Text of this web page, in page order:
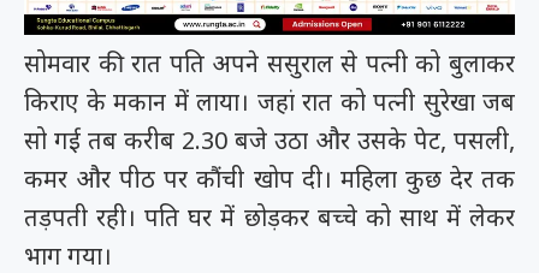
सोमवार की रात पति अपने ससुराल से पत्नी को बुलाकर
किराए के मकान में लाया। जहां रात को पत्नी सुरेखा जब
सो गई तब करीब 2.30 बजे उठा और उसके पेट, पसली,
कमर और पीठ पर कौंची खोप दी। महिला कुछ देर तक
तड़पती रही। पति घर में छोड़कर बच्चे को साथ में लेकर
भाग गया।